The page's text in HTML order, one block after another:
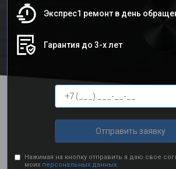
Экспрес1 ремонт в день
Гарантия до 3-х лет
Отправить заявку
Нажимая на кнопку отправить я даю свое
моих персональных данных.